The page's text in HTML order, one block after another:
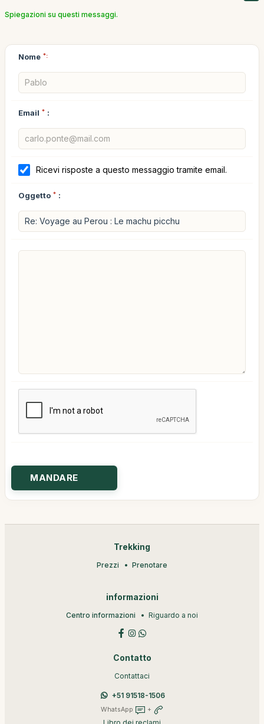
Spiegazioni su questi messaggi.
Nome *:
Email * :
Ricevi risposte a questo messaggio tramite email.
Oggetto * :
Trekking
Prezzi Prenotare
informazioni
Centro informazioni Riguardo a noi
Contatto
Contattaci
+51 91518-1506
WhatsApp +
Libro dei reclami